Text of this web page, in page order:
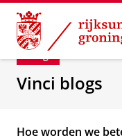
Skip
Content
Skip
Navigation
Blog
Vinci blogs
Hoe worden we